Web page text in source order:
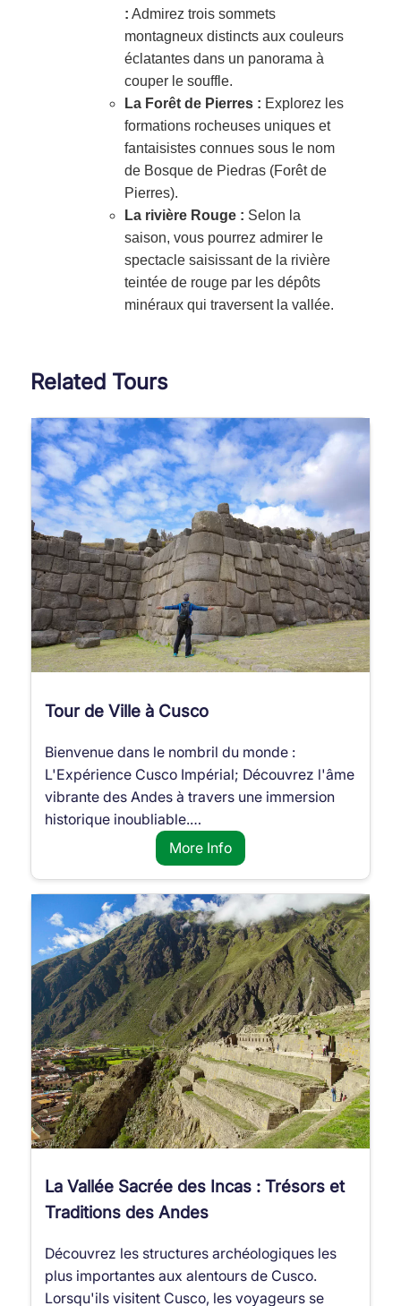
: Admirez trois sommets
montagneux distincts aux couleurs
éclatantes dans un panorama à
couper le souffle.
La Forêt de Pierres : Explorez les
formations rocheuses uniques et
fantaisistes connues sous le nom
de Bosque de Piedras (Forêt de
Pierres).
La rivière Rouge : Selon la
saison, vous pourrez admirer le
spectacle saisissant de la rivière
teintée de rouge par les dépôts
minéraux qui traversent la vallée.
Related Tours
Tour de Ville à Cusco
Bienvenue dans le nombril du monde :
L'Expérience Cusco Impérial; Découvrez l'âme
vibrante des Andes à travers une immersion
historique inoubliable.…
More Info
La Vallée Sacrée des Incas : Trésors et
Traditions des Andes
Découvrez les structures archéologiques les
plus importantes aux alentours de Cusco.
Lorsqu'ils visitent Cusco, les voyageurs se